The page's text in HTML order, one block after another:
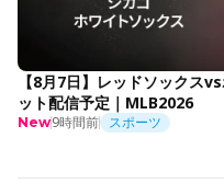
【8月7日】レッドソックス
ット配信予定｜MLB2026
New9時間前 スポーツ